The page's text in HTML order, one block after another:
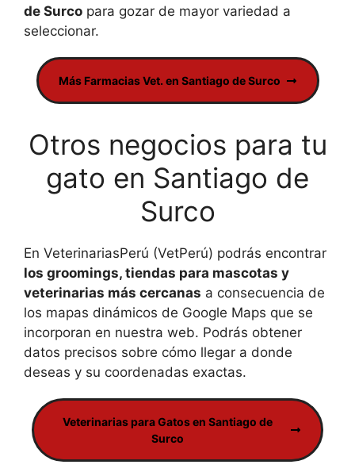
de Surco para gozar de mayor variedad a
seleccionar.
Más Farmacias Vet. en Santiago de Surco
Otros negocios para tu
gato en Santiago de
Surco
En VeterinariasPerú (VetPerú) podrás encontrar
los groomings, tiendas para mascotas y
veterinarias más cercanas a consecuencia de
los mapas dinámicos de Google Maps que se
incorporan en nuestra web. Podrás obtener
datos precisos sobre cómo llegar a donde
deseas y su coordenadas exactas.
Veterinarias para Gatos en Santiago de
Surco